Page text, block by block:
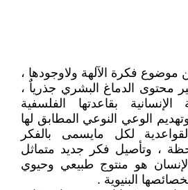
موضوع فكرة الآلهة ولاوجودها ،
محتوى الدماغ البشري جذرياٌ ،
الإنسانية بقاعدتها الفلسفية
وتهديم الوعي النوعي المطابق لها
لكل مايسمى بالفكر
، وتأصيل فكر جديد متماثل
هو منتوج طبيعي وحيوي
البنيوية .